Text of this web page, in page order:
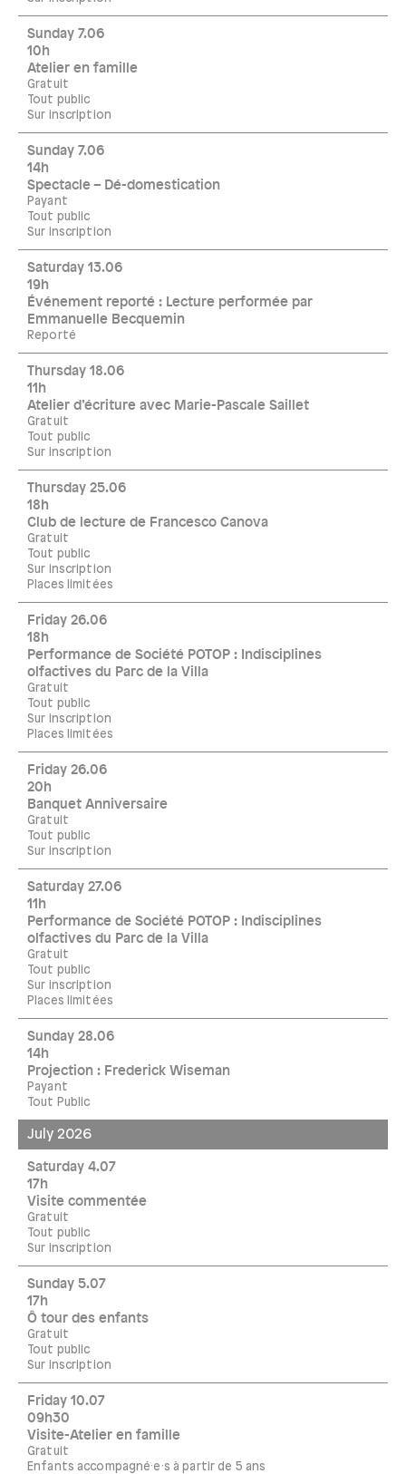
Sunday 7.06
10h
Atelier en famille
Gratuit
Tout public
Sur inscription
Sunday 7.06
14h
Spectacle – Dé-domestication
Payant
Tout public
Sur inscription
Saturday 13.06
19h
Événement reporté : Lecture performée par
Emmanuelle Becquemin
Reporté
Thursday 18.06
11h
Atelier d’écriture avec Marie-Pascale Saillet
Gratuit
Tout public
Sur inscription
Thursday 25.06
18h
Club de lecture de Francesco Canova
Gratuit
Tout public
Sur inscription
Places limitées
Friday 26.06
18h
Performance de Société POTOP : Indisciplines
olfactives du Parc de la Villa
Gratuit
Tout public
Sur inscription
Places limitées
Friday 26.06
20h
Banquet Anniversaire
Gratuit
Tout public
Sur inscription
Saturday 27.06
11h
Performance de Société POTOP : Indisciplines
olfactives du Parc de la Villa
Gratuit
Tout public
Sur inscription
Places limitées
Sunday 28.06
14h
Projection : Frederick Wiseman
Payant
Tout Public
July 2026
Saturday 4.07
17h
Visite commentée
Gratuit
Tout public
Sur inscription
Sunday 5.07
17h
Ô tour des enfants
Gratuit
Tout public
Sur inscription
Friday 10.07
09h30
Visite-Atelier en famille
Gratuit
Enfants accompagné·e·s à partir de 5 ans